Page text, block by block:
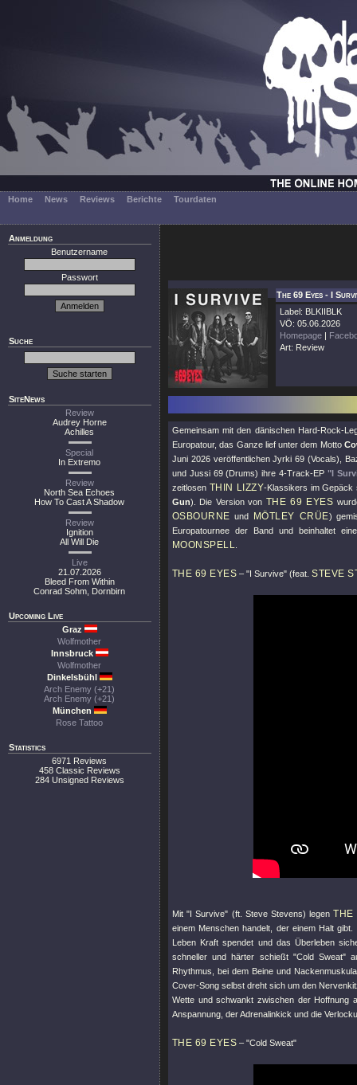
Home News Reviews Berichte Tourdaten
Anmeldung
Benutzername
Passwort
Suche
SiteNews
Review
Audrey Horne
Achilles
Special
In Extremo
Review
North Sea Echoes
How To Cast A Shadow
Review
Ignition
All Will Die
Live
21.07.2026
Bleed From Within
Conrad Sohm, Dornbirn
Upcoming Live
Graz
Wolfmother
Innsbruck
Wolfmother
Dinkelsbühl
Arch Enemy (+21)
Arch Enemy (+21)
München
Rose Tattoo
Statistics
6971 Reviews
458 Classic Reviews
284 Unsigned Reviews
The 69 Eyes - I
Label: BLKIIBLK
VÖ: 05.06.2026
Homepage |
Art: Review
Gemeinsam mit den dänischen Hard-Rock-
Europatour, das Ganze lief unter dem Motto
Juni 2026 veröffentlichen Jyrki 69 (Vocals),
und Jussi 69 (Drums) ihre 4-Track-EP "I
zeitlosen THIN LIZZY-Klassikers im Gepäck
Gun). Die Version von THE 69 EYES
OSBOURNE und MÖTLEY CRÜE)
Europatournee der Band und beinhaltet
MOONSPELL
THE 69 EYES –"I Survive" (feat.STEVE
Mit"I Survive" (ft. Steve Stevens) legenTHE
einem Menschen handelt, der einem Halt
Leben Kraft spendet und das Überleben
schneller und härter schießt "Cold Sweat"
Rhythmus, bei dem Beine und
Cover-Song selbst dreht sich um den
Wette und schwankt zwischen der Hoffnung
Anspannung, der Adrenalinkick und die
THE 69 EYES –"Cold Sweat"